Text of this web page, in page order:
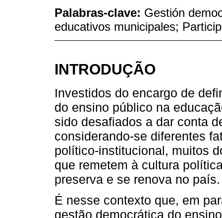
Palabras-clave: Gestión
educativos municipales;
INTRODUÇÃO
Investidos do encargo de
do ensino público na
sido desafiados a dar conta
considerando-se diferentes
político-institucional, muitos
que remetem à cultura
preserva e se renova no país.
É nesse contexto que, em
gestão democrática do